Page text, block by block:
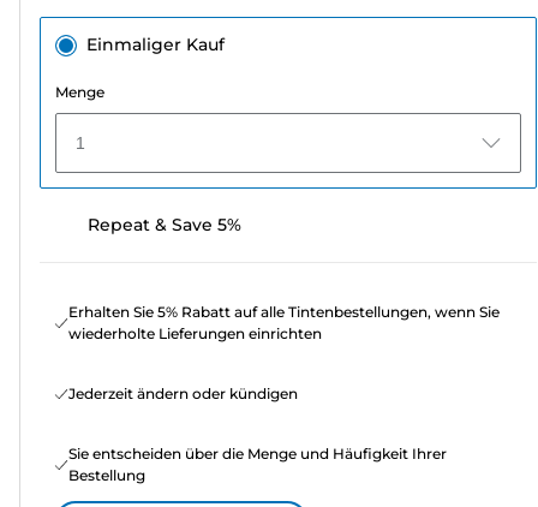
Einmaliger Kauf
Menge
1
Repeat & Save 5%
Erhalten Sie 5% Rabatt auf alle Tintenbestellungen, wenn Sie
wiederholte Lieferungen einrichten
Jederzeit ändern oder kündigen
Sie entscheiden über die Menge und Häufigkeit Ihrer
Bestellung